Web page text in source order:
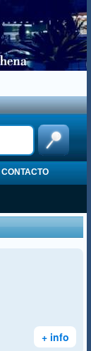
CONTACTO
+ info